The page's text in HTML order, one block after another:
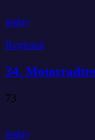
today
Regional
34.
73
today